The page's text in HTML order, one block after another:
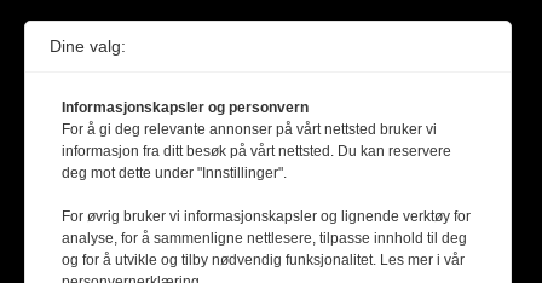
Dine valg:
Informasjonskapsler og personvern
For å gi deg relevante annonser på vårt nettsted bruker vi
informasjon fra ditt besøk på vårt nettsted. Du kan reservere
deg mot dette under "Innstillinger".
For øvrig bruker vi informasjonskapsler og lignende verktøy for
analyse, for å sammenligne nettlesere, tilpasse innhold til deg
og for å utvikle og tilby nødvendig funksjonalitet. Les mer i vår